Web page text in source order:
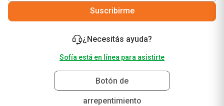
Suscribirme
¿Necesitás ayuda?
Sofía está en línea para asistirte
Botón de
arrepentimiento